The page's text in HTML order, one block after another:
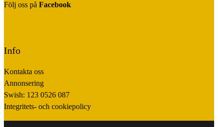
Följ oss på Facebook
Info
Kontakta oss
Annonsering
Swish: 123 0526 087
Integritets- och cookiepolicy